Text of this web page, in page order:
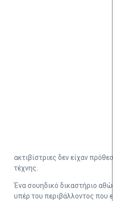
ακτιβίστριες δεν είχαν
τέχνης.
Ένα σουηδικό δικαστήριο
υπέρ του περιβάλλοντος που